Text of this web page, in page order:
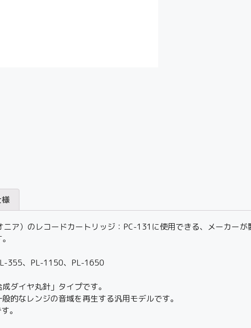
ア）のレコードカートリッジ：PC-131に使用できる、メーカーが
355、PL-1150、PL-1650
ダイヤ丸針」タイプです。
的なレンジの音域を再生する汎用モデルです。
。